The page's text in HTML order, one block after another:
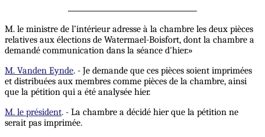
M. le ministre de l’intérieur adresse à la chambre les deux pièces
relatives aux élections de Watermael-Boisfort, dont la chambre a
demandé communication dans la séance d'hier.»
M. Vanden Eynde. - Je demande que ces pièces soient imprimées
et distribuées aux membres comme pièces de la chambre, ainsi
que la pétition qui a été analysée hier.
M. le président. - La chambre a décidé hier que la pétition ne
serait pas imprimée.